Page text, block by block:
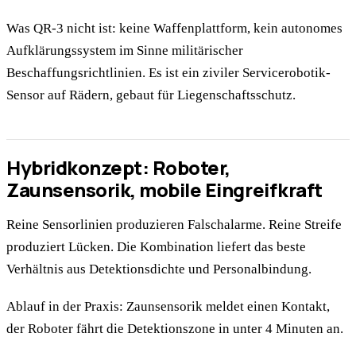
Was QR-3 nicht ist: keine Waffenplattform, kein autonomes
Aufklärungssystem im Sinne militärischer
Beschaffungsrichtlinien. Es ist ein ziviler Servicerobotik-
Sensor auf Rädern, gebaut für Liegenschaftsschutz.
Hybridkonzept: Roboter,
Zaunsensorik, mobile Eingreifkraft
Reine Sensorlinien produzieren Falschalarme. Reine Streife
produziert Lücken. Die Kombination liefert das beste
Verhältnis aus Detektionsdichte und Personalbindung.
Ablauf in der Praxis: Zaunsensorik meldet einen Kontakt,
der Roboter fährt die Detektionszone in unter 4 Minuten an.